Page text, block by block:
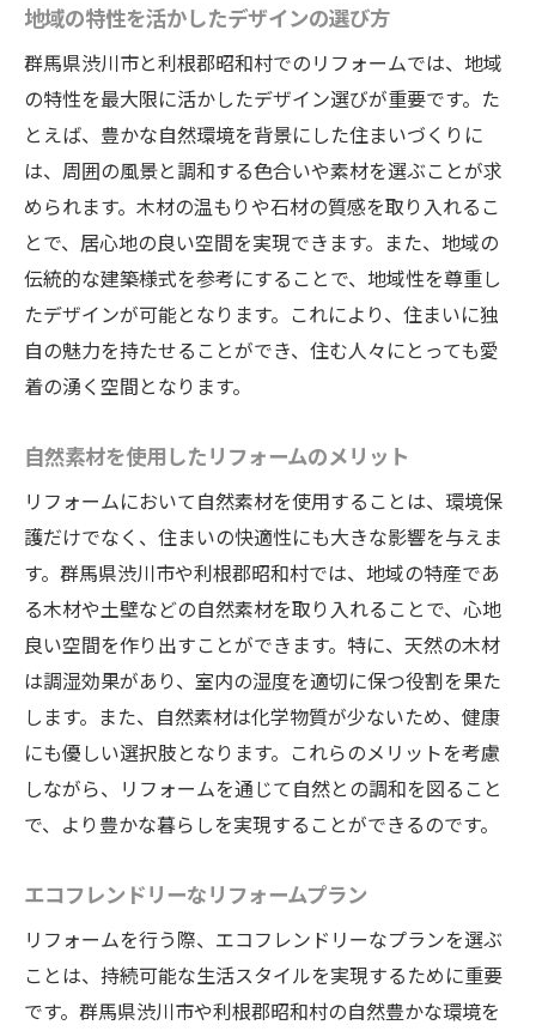
アイデア
古民家再生リフォームの成功例
伝統とモダンを融合させたインテリアデザ
イン
昔ながらの住居の良さを引き立てる方法
歴史的価値を守るためのリフォーム技術
現代的な機能を兼ね備えた古民家の改造
フィージビリティを考えたリフォーム計画
エネルギー効率を高める渋川市でのリフォーム
の秘訣
再生可能エネルギーの活用法
エネルギー効率を考慮した設備の導入
地域の気候を考慮した節電対策
優れた断熱性能を持つ窓の選び方
スマートホーム化で実現する省エネ住宅
快適で機能的！渋川市のリフォームで叶える理
想の住まい
家族のライフスタイルに合わせた間取りプ
多機能スペースの作り方
リラックス空間を生み出すインテリアの工
夫
住まいの動線を考えたリフォーム案
収納力を高めるリフォームテクニック
地域の特性を活かしたデザインの選び方
群馬県渋川市と利根郡昭和村でのリフォームでは、地域
の特性を最大限に活かしたデザイン選びが重要です。た
とえば、豊かな自然環境を背景にした住まいづくりに
は、周囲の風景と調和する色合いや素材を選ぶことが求
められます。木材の温もりや石材の質感を取り入れるこ
とで、居心地の良い空間を実現できます。また、地域の
伝統的な建築様式を参考にすることで、地域性を尊重し
たデザインが可能となります。これにより、住まいに独
自の魅力を持たせることができ、住む人々にとっても愛
着の湧く空間となります。
自然素材を使用したリフォームのメリット
リフォームにおいて自然素材を使用することは、環境保
護だけでなく、住まいの快適性にも大きな影響を与えま
す。群馬県渋川市や利根郡昭和村では、地域の特産であ
る木材や土壁などの自然素材を取り入れることで、心地
良い空間を作り出すことができます。特に、天然の木材
は調湿効果があり、室内の湿度を適切に保つ役割を果た
します。また、自然素材は化学物質が少ないため、健康
にも優しい選択肢となります。これらのメリットを考慮
しながら、リフォームを通じて自然との調和を図ること
で、より豊かな暮らしを実現することができるのです。
エコフレンドリーなリフォームプラン
リフォームを行う際、エコフレンドリーなプランを選ぶ
ことは、持続可能な生活スタイルを実現するために重要
です。群馬県渋川市や利根郡昭和村の自然豊かな環境を